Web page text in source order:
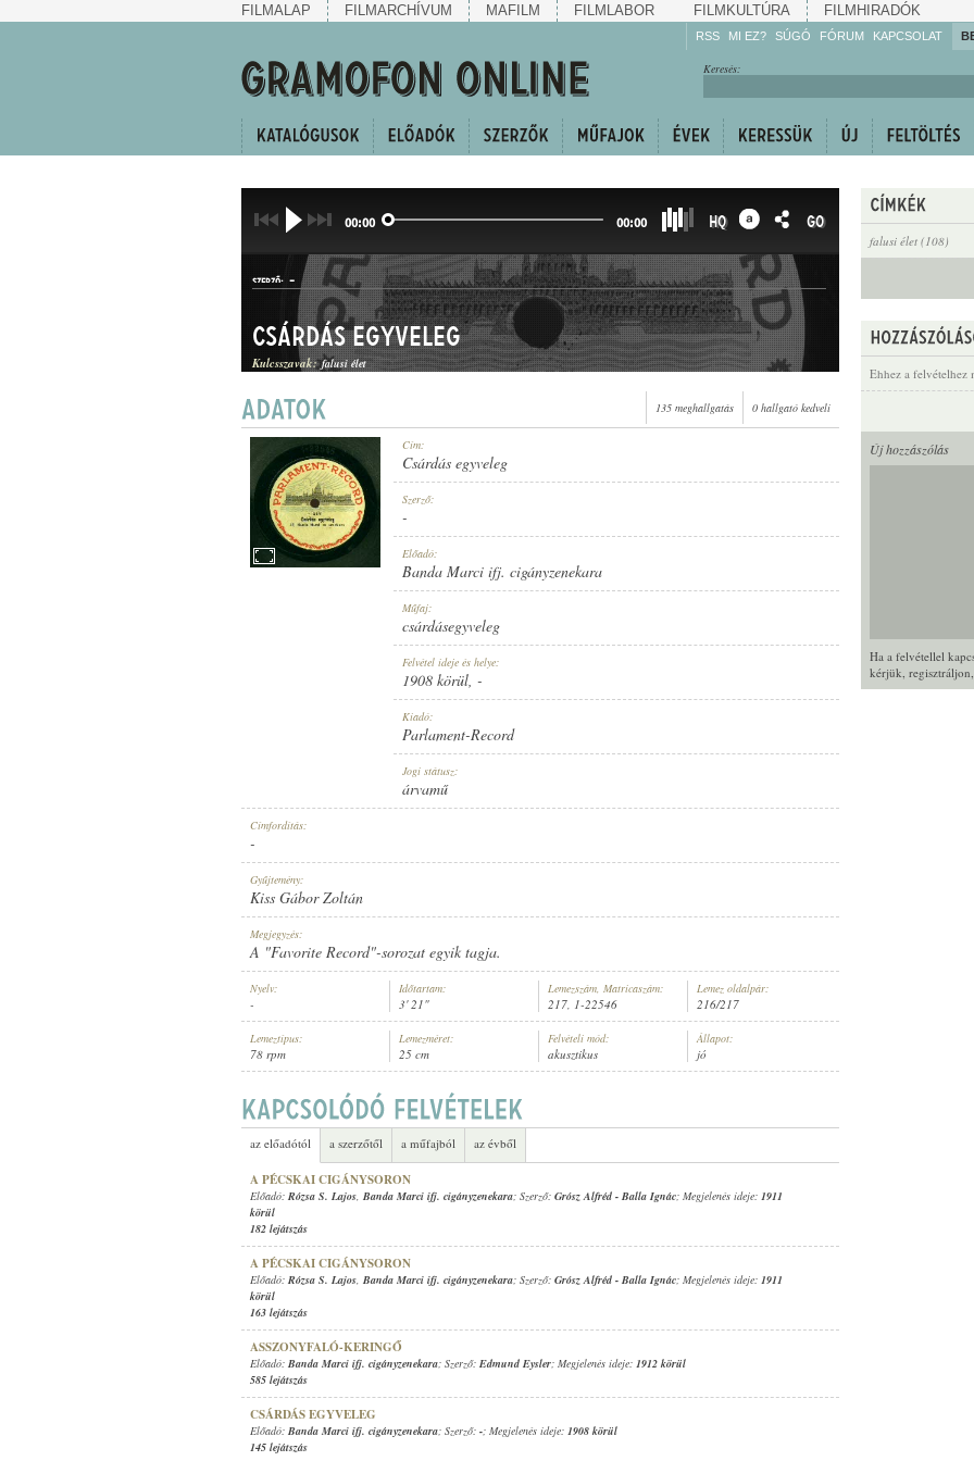
FILMALAP FILMARCHÍVUM MAFILM FILMLABOR FILMKULTÚRA FILMHIRADÓK
RSS MI EZ? SÚGÓ
Gyarapítsa!
FÓRUM KAPCSOLAT
Keresés:
falusi élet (108)
Ehhez a felvételhez
Új hozzászólás
Ha a felvétellel
kérjük, regisztráljon
00:00 00:00 HQ GO
BANDA MARCI IFJ. CIGÁNYZENEKARA
SZERZŐ: -
CSÁRDÁSEGYVELEG
1908 KÖRÜL
PARLAMENT-RECORD
LEMEZSZÁM:
Csárdás egyveleg
Kulcsszavak: falusi élet
135 meghallgatás 0 hallgató kedveli
Cím:
Csárdás egyveleg
Szerző:
-
Előadó:
Banda Marci ifj. cigányzenekara
Műfaj:
csárdásegyveleg
Felvétel ideje és helye:
1908 körül, -
Kiadó:
Parlament-Record
Jogi státusz:
árvamű
Címfordítás:
-
Gyűjtemény:
Kiss Gábor Zoltán
Megjegyzés:
A "Favorite Record"-sorozat egyik tagja.
Nyelv:
-
Időtartam:
3' 21"
Lemezszám, Matricaszám:
217, 1-22546
Lemez oldalpár:
216/217
Lemeztípus:
78 rpm
Lemezméret:
25 cm
Felvételi mód:
akusztikus
Állapot:
jó
az előadótól a szerzőtől a műfajból az évből
A PÉCSKAI CIGÁNYSORON
Előadó: Rózsa S. Lajos, Banda Marci ifj. cigányzenekara; Szerző: Grósz Alfréd - Balla Ignác; Megjelenés ideje: 1911
körül
182 lejátszás
A PÉCSKAI CIGÁNYSORON
Előadó: Rózsa S. Lajos, Banda Marci ifj. cigányzenekara; Szerző: Grósz Alfréd - Balla Ignác; Megjelenés ideje: 1911
körül
163 lejátszás
ASSZONYFALÓ-KERINGŐ
Előadó: Banda Marci ifj. cigányzenekara; Szerző: Edmund Eysler; Megjelenés ideje: 1912 körül
585 lejátszás
CSÁRDÁS EGYVELEG
Előadó: Banda Marci ifj. cigányzenekara; Szerző: -; Megjelenés ideje: 1908 körül
145 lejátszás